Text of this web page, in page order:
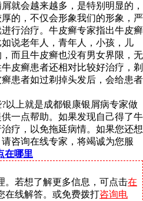
会越来越多，是特别明显的，
的，不仅会形象我们的形象，严
行治疗。牛皮癣专家指出牛皮癣
说老年人，青年人，小孩，儿
而且牛皮癣也没有男女界限，无
皮癣患者还相对比较好治疗，剃
患者如过剃掉头发后，会给患者
上就是成都银康银屑病专家做
一点帮助。如果发现自己得了牛
疗，以免拖延病情。如果您还想
请咨询在线专家，将竭诚为您服
在哪里
。若想了解更多信息，可点击在
在线解答。或免费拨打咨询电